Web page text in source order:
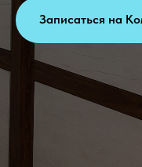
Записаться на